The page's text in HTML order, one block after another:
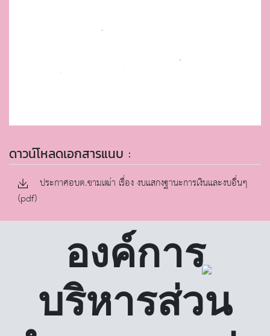
ดาวน์โหลดเอกสารแนบ :
ประกาศอบต.ขามเฒ่า เรื่อง งบแสกงฐานะการเงินและงบอื่นๆ
(pdf)
องค์การ
บริหารส่วน